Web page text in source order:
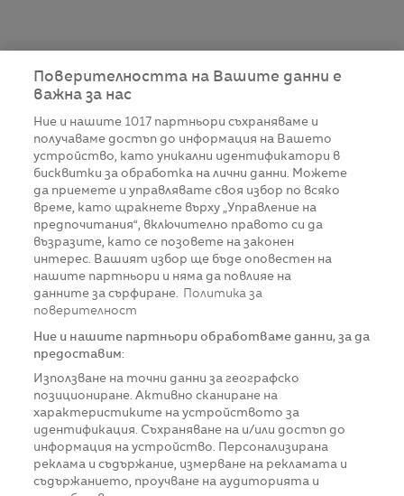
Поверителността на Вашите данни е
важна за нас
Ние и нашите 1017 партньори съхраняваме и
получаваме достъп до информация на Вашето
устройство, като уникални идентификатори в
бисквитки за обработка на лични данни. Можете
да приемете и управлявате своя избор по всяко
време, като щракнете върху „Управление на
предпочитания“, включително правото си да
възразите, като се позовете на законен
интерес. Вашият избор ще бъде оповестен на
нашите партньори и няма да повлияе на
данните за сърфиране.
Политика за
поверителност
Ние и нашите партньори обработваме данни, за да
предоставим:
Използване на точни данни за географско
позициониране. Активно сканиране на
характеристиките на устройството за
идентификация. Съхраняване на и/или достъп до
информация на устройство. Персонализирана
реклама и съдържание, измерване на рекламата и
съдържанието, проучване на аудиторията и